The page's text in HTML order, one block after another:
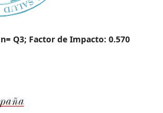
Q3; Factor de Impacto: 0.570